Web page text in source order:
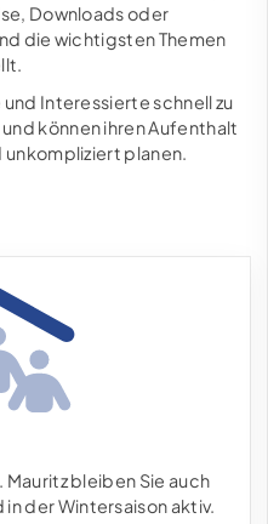
Downloads oder
die wichtigsten Themen
Interessierte schnell zu
können ihren Aufenthalt
unkompliziert planen.
Mauritz bleiben Sie auch
der Wintersaison aktiv.